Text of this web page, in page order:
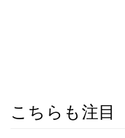
こちらも注目